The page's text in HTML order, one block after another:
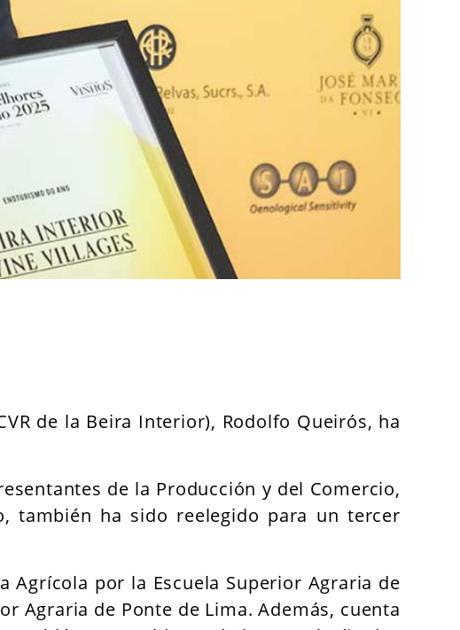
de la Beira Interior), Rodolfo Queirós, ha
de la Producción y del Comercio,
también ha sido reelegido para un tercer
Agrícola por la Escuela Superior Agraria de
Agraria de Ponte de Lima. Además, cuenta